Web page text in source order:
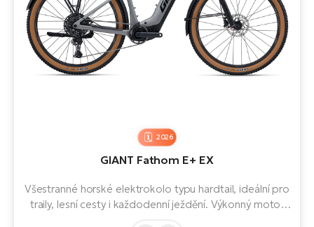
2026
GIANT Fathom E+ EX
Všestranné horské elektrokolo typu hardtail, ideální pro
traily, lesní cesty i každodenní ježdění. Výkonný motor